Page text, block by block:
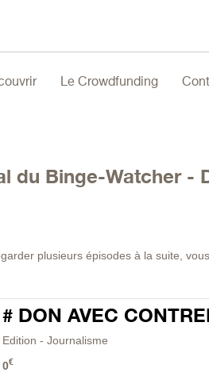
Le Crowdfunding
du Binge-Watcher -
plusieurs épisodes à la suite,
# DON AVEC
Edition - Journalisme
0€